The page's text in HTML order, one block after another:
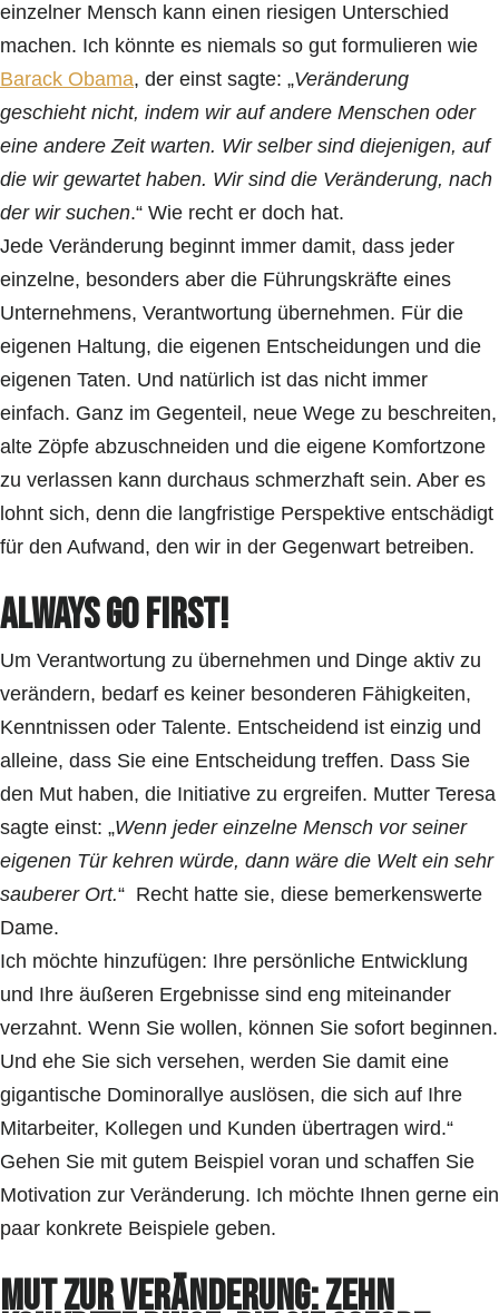
einzelner Mensch kann einen riesigen Unterschied
machen. Ich könnte es niemals so gut formulieren wie
Barack Obama, der einst sagte: „Veränderung
geschieht nicht, indem wir auf andere Menschen oder
eine andere Zeit warten. Wir selber sind diejenigen, auf
die wir gewartet haben. Wir sind die Veränderung, nach
der wir suchen.“ Wie recht er doch hat.
Jede Veränderung beginnt immer damit, dass jeder
einzelne, besonders aber die Führungskräfte eines
Unternehmens, Verantwortung übernehmen. Für die
eigenen Haltung, die eigenen Entscheidungen und die
eigenen Taten. Und natürlich ist das nicht immer
einfach. Ganz im Gegenteil, neue Wege zu beschreiten,
alte Zöpfe abzuschneiden und die eigene Komfortzone
zu verlassen kann durchaus schmerzhaft sein. Aber es
lohnt sich, denn die langfristige Perspektive entschädigt
für den Aufwand, den wir in der Gegenwart betreiben.
Always Go First!
Um Verantwortung zu übernehmen und Dinge aktiv zu
verändern, bedarf es keiner besonderen Fähigkeiten,
Kenntnissen oder Talente. Entscheidend ist einzig und
alleine, dass Sie eine Entscheidung treffen. Dass Sie
den Mut haben, die Initiative zu ergreifen. Mutter Teresa
sagte einst: „Wenn jeder einzelne Mensch vor seiner
eigenen Tür kehren würde, dann wäre die Welt ein sehr
sauberer Ort.“ Recht hatte sie, diese bemerkenswerte
Dame.
Ich möchte hinzufügen: Ihre persönliche Entwicklung
und Ihre äußeren Ergebnisse sind eng miteinander
verzahnt. Wenn Sie wollen, können Sie sofort beginnen.
Und ehe Sie sich versehen, werden Sie damit eine
gigantische Dominorallye auslösen, die sich auf Ihre
Mitarbeiter, Kollegen und Kunden übertragen wird.“
Gehen Sie mit gutem Beispiel voran und schaffen Sie
Motivation zur Veränderung. Ich möchte Ihnen gerne ein
paar konkrete Beispiele geben.
Mut zur Veränderung: Zehn